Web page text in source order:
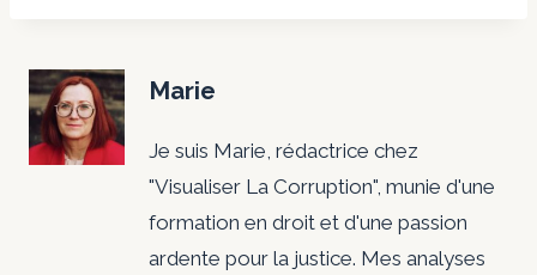
Marie
Je suis Marie, rédactrice chez
"Visualiser La Corruption", munie d'une
formation en droit et d'une passion
ardente pour la justice. Mes analyses